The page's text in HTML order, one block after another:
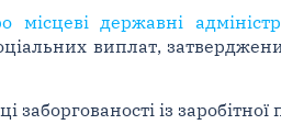
державні
виплат,
із